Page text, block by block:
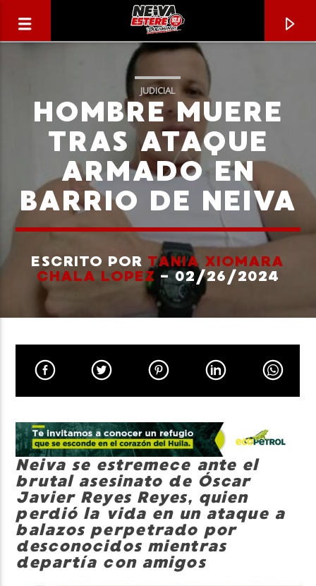
CANCIÓN ACTUAL
TÍTULO
JUDICIAL
HOMBRE MUERE
TRAS ATAQUE
ARMADO EN
BARRIO DE NEIVA
ESCRITO POR TANIA XIOMARA
CHALA LOPEZ - 02/26/2024
Neiva se estremece ante el
brutal asesinato de Óscar
Javier Reyes Reyes, quien
perdió la vida en un ataque a
balazos perpetrado por
desconocidos mientras
departía con amigos